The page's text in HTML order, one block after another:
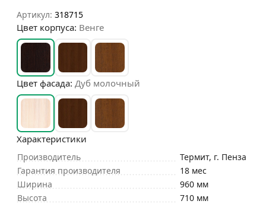
Артикул: 318715
Цвет корпуса: Венге
Цвет фасада: Дуб молочный
Характеристики
Производитель
Термит, г. Пенза
Гарантия производителя
18 мес
Ширина
960 мм
Высота
710 мм